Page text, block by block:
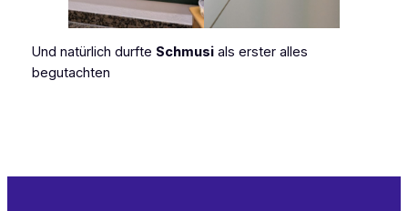
Und natürlich durfte Schmusials erster alles
begutachten